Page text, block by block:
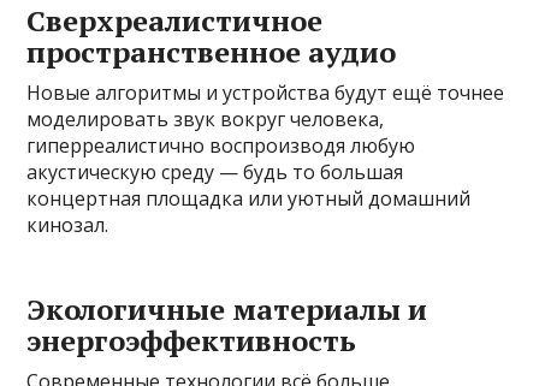
Сверхреалистичное
пространственное аудио
Новые алгоритмы и устройства будут ещё точнее
моделировать звук вокруг человека,
гиперреалистично воспроизводя любую
акустическую среду — будь то большая
концертная площадка или уютный домашний
кинозал.
Экологичные материалы и
энергоэффективность